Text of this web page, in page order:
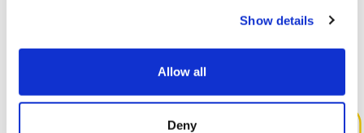
Show details
Allow all
Deny